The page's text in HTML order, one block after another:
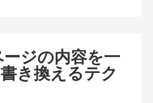
ジの内容を一
き換えるテク